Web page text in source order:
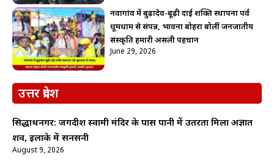
नवागांव में बुढ़ादेव-बूढ़ी दाई शक्ति स्थापना पर्व
धूमधाम से संपन्न, भावना बोहरा बोलीं जनजातीय
संस्कृति हमारी असली पहचान
June 29, 2026
उत्तर प्रदेश
सिद्धार्थनगर: जगदीश स्वामी मंदिर के पास पानी में उतरता मिला अज्ञात
शव, इलाके में सनसनी
August 9, 2026